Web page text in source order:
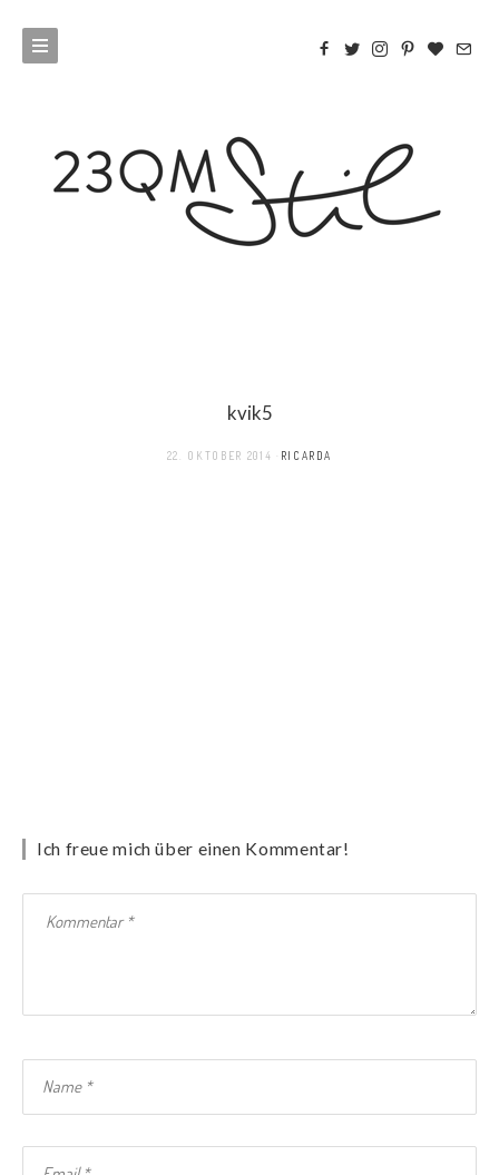
kvik5
22. OKTOBER 2014 RICARDA
Ich freue mich über einen Kommentar!